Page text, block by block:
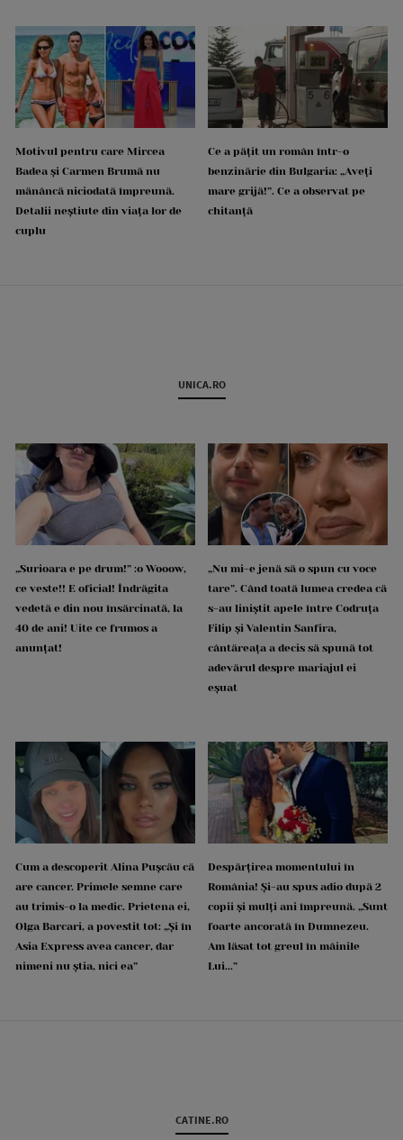
Motivul pentru care Mircea
Badea și Carmen Brumă nu
mănâncă niciodată împreună.
Detalii neștiute din viața lor de
cuplu
Ce a pățit un român într-o
benzinărie din Bulgaria: „Aveți
mare grijă!”. Ce a observat pe
chitanță
UNICA.RO
„Surioara e pe drum!” :o Wooow,
ce veste!! E oficial! Îndrăgita
vedetă e din nou însărcinată, la
40 de ani! Uite ce frumos a
anunțat!
„Nu mi-e jenă să o spun cu voce
tare”. Când toată lumea credea că
s-au liniștit apele între Codruța
Filip și Valentin Sanfira,
cântăreața a decis să spună tot
adevărul despre mariajul ei
eșuat
Cum a descoperit Alina Pușcău că
are cancer. Primele semne care
au trimis-o la medic. Prietena ei,
Olga Barcari, a povestit tot: „Și în
Asia Express avea cancer, dar
nimeni nu știa, nici ea”
Despărțirea momentului în
România! Și-au spus adio după 2
copii și mulți ani împreună. „Sunt
foarte ancorată în Dumnezeu.
Am lăsat tot greul în mâinile
Lui...”
CATINE.RO